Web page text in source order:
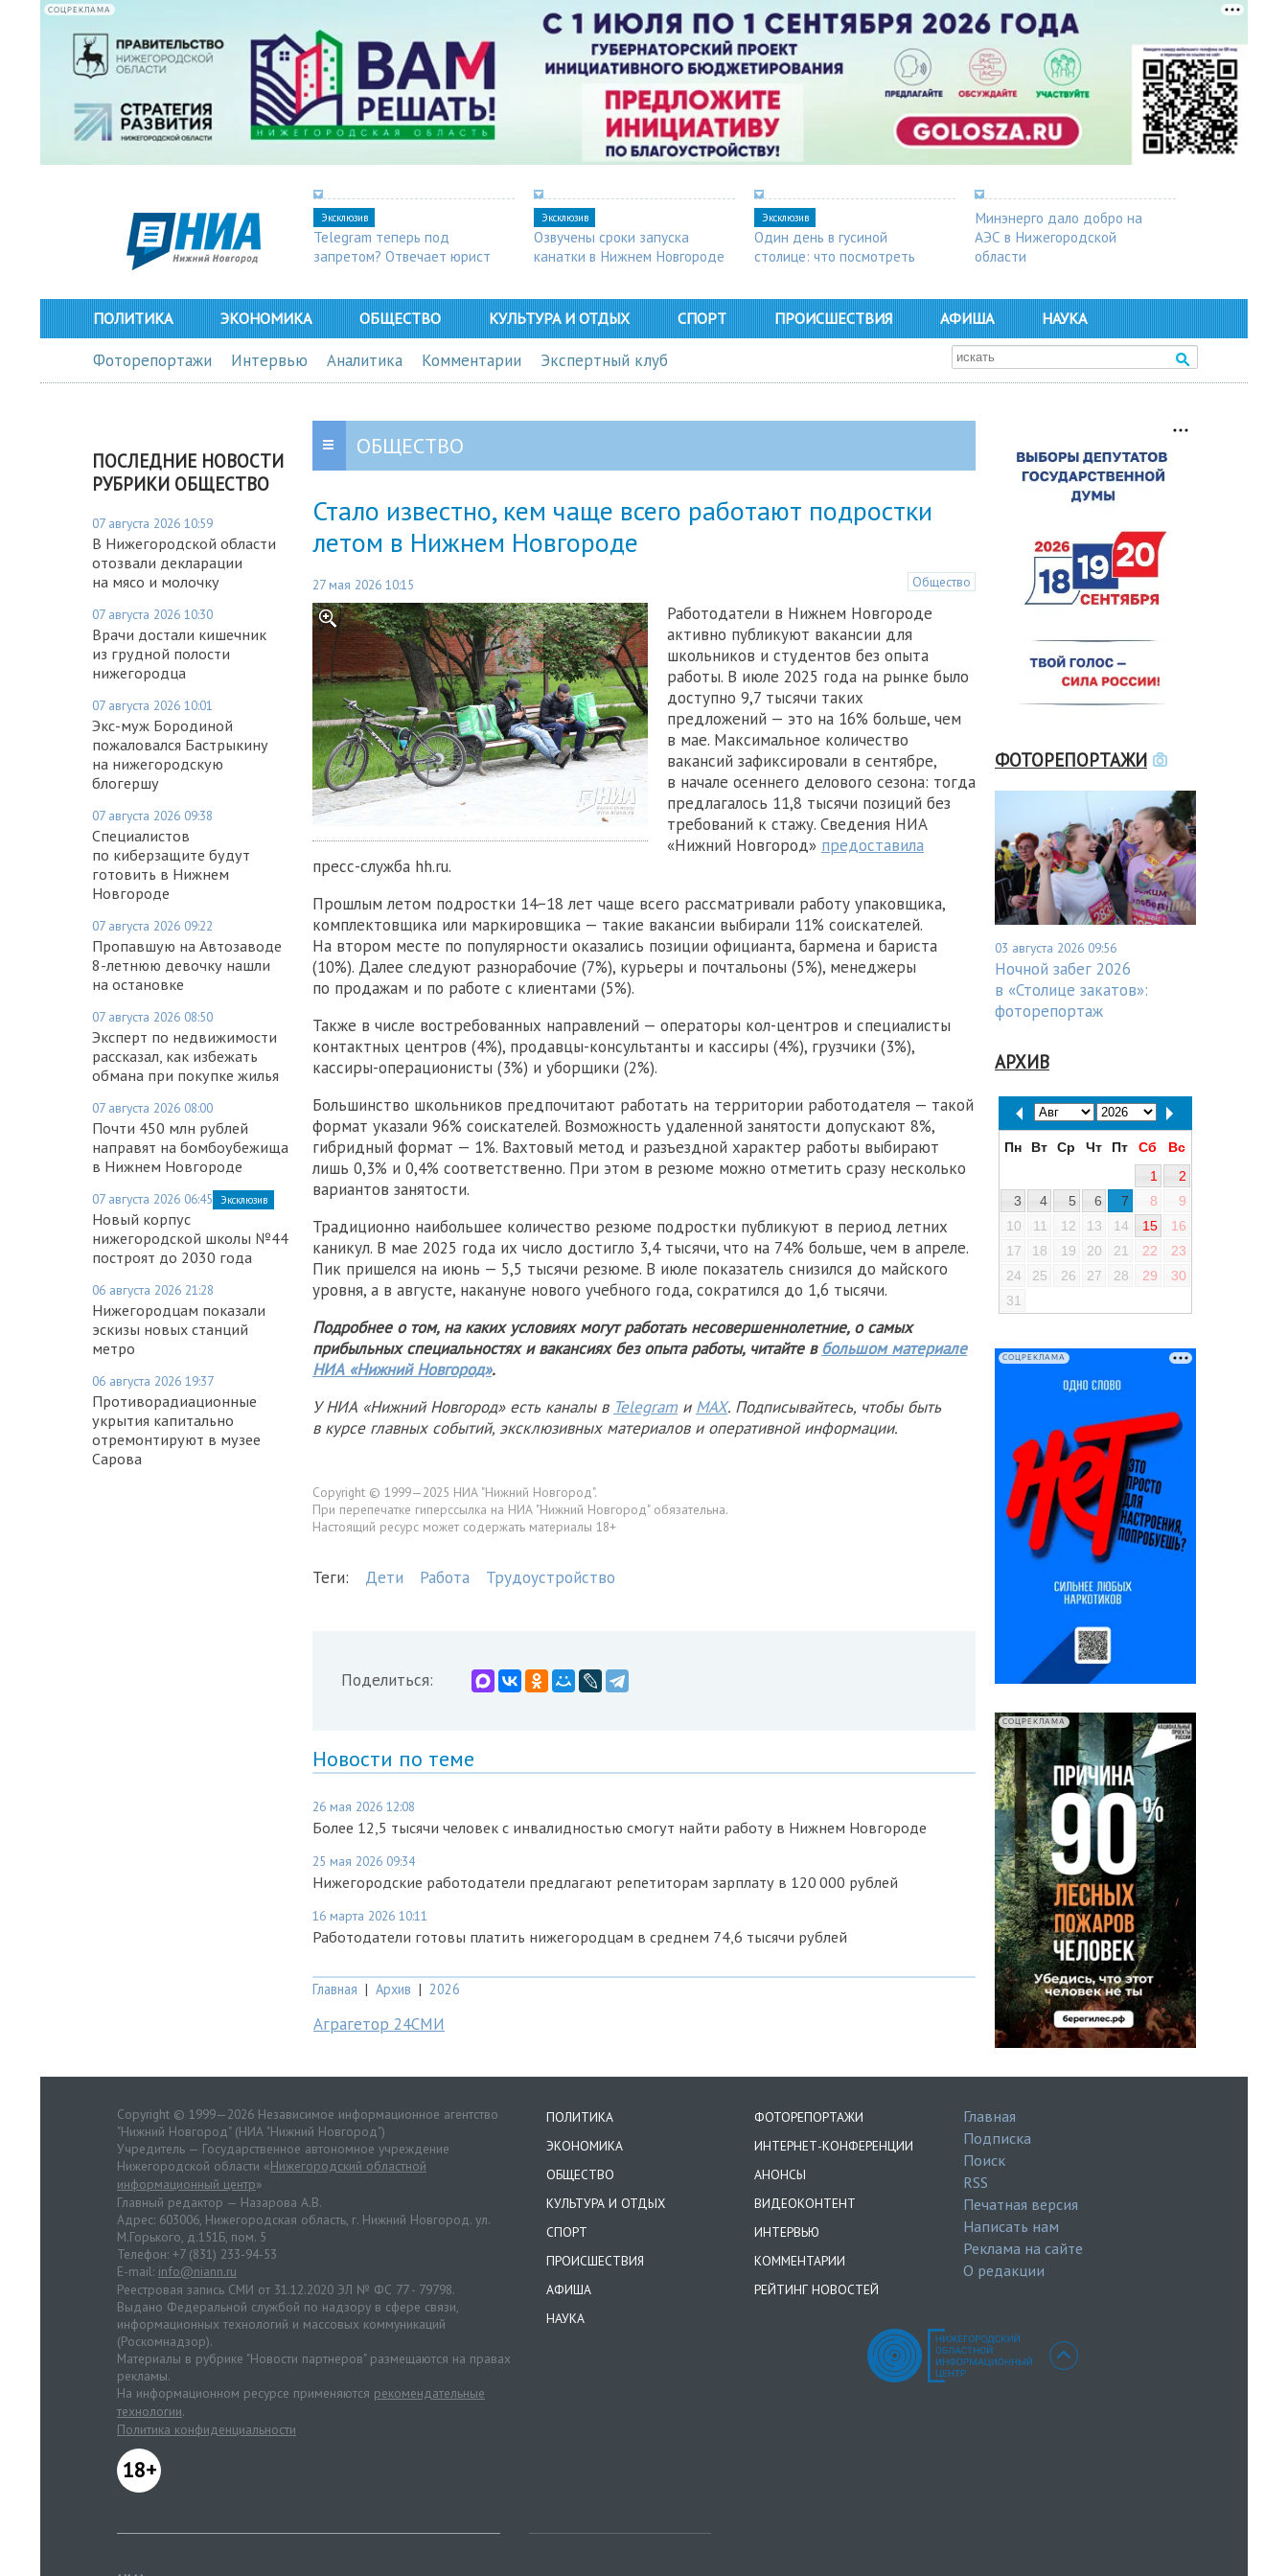
СОЦРЕКЛАМА
Эксклюзив
Telegram теперь под
запретом? Отвечает юрист
Эксклюзив
Озвучены сроки запуска
канатки в Нижнем Новгороде
Эксклюзив
Один день в гусиной
столице: что посмотреть
Минэнерго дало добро на
АЭС в Нижегородской
области
ПОЛИТИКА ЭКОНОМИКА ОБЩЕСТВО КУЛЬТУРА И ОТДЫХ СПОРТ ПРОИСШЕСТВИЯ АФИША НАУКА
Фоторепортажи Интервью Аналитика Комментарии Экспертный клуб
ПОСЛЕДНИЕ НОВОСТИ
РУБРИКИ ОБЩЕСТВО
07 августа 2026 10:59
В Нижегородской области
отозвали декларации
на мясо и молочку
07 августа 2026 10:30
Врачи достали кишечник
из грудной полости
нижегородца
07 августа 2026 10:01
Экс-муж Бородиной
пожаловался Бастрыкину
на нижегородскую
блогершу
07 августа 2026 09:38
Специалистов
по киберзащите будут
готовить в Нижнем
Новгороде
07 августа 2026 09:22
Пропавшую на Автозаводе
8-летнюю девочку нашли
на остановке
07 августа 2026 08:50
Эксперт по недвижимости
рассказал, как избежать
обмана при покупке жилья
07 августа 2026 08:00
Почти 450 млн рублей
направят на бомбоубежища
в Нижнем Новгороде
07 августа 2026 06:45 Эксклюзив
Новый корпус
нижегородской школы №44
построят до 2030 года
06 августа 2026 21:28
Нижегородцам показали
эскизы новых станций
метро
06 августа 2026 19:37
Противорадиационные
укрытия капитально
отремонтируют в музее
Сарова
ОБЩЕСТВО
Стало известно, кем чаще всего работают подростки
летом в Нижнем Новгороде
27 мая 2026 10:15 Общество
Работодатели в Нижнем Новгороде
активно публикуют вакансии для
школьников и студентов без опыта
работы. В июле 2025 года на рынке было
доступно 9,7 тысячи таких
предложений — это на 16% больше, чем
в мае. Максимальное количество
вакансий зафиксировали в сентябре,
в начале осеннего делового сезона: тогда
предлагалось 11,8 тысячи позиций без
требований к стажу. Сведения НИА
«Нижний Новгород» предоставила
пресс-служба hh.ru.
Прошлым летом подростки 14−18 лет чаще всего рассматривали работу упаковщика,
комплектовщика или маркировщика — такие вакансии выбирали 11% соискателей.
На втором месте по популярности оказались позиции официанта, бармена и бариста
(10%). Далее следуют разнорабочие (7%), курьеры и почтальоны (5%), менеджеры
по продажам и по работе с клиентами (5%).
Также в числе востребованных направлений — операторы кол-центров и специалисты
контактных центров (4%), продавцы-консультанты и кассиры (4%), грузчики (3%),
кассиры-операционисты (3%) и уборщики (2%).
Большинство школьников предпочитают работать на территории работодателя — такой
формат указали 96% соискателей. Возможность удаленной занятости допускают 8%,
гибридный формат — 1%. Вахтовый метод и разъездной характер работы выбирают
лишь 0,3% и 0,4% соответственно. При этом в резюме можно отметить сразу несколько
вариантов занятости.
Традиционно наибольшее количество резюме подростки публикуют в период летних
каникул. В мае 2025 года их число достигло 3,4 тысячи, что на 74% больше, чем в апреле.
Пик пришелся на июнь — 5,5 тысячи резюме. В июле показатель снизился до майского
уровня, а в августе, накануне нового учебного года, сократился до 1,6 тысячи.
Подробнее о том, на каких условиях могут работать несовершеннолетние, о самых
прибыльных специальностях и вакансиях без опыта работы, читайте вбольшом материале
НИА «Нижний Новгород».
У НИА «Нижний Новгород» есть каналы в Telegram и MAX. Подписывайтесь, чтобы быть
в курсе главных событий, эксклюзивных материалов и оперативной информации.
Copyright © 1999—2025 НИА "Нижний Новгород".
При перепечатке гиперссылка на НИА "Нижний Новгород" обязательна.
Настоящий ресурс может содержать материалы 18+
Теги: Дети Работа Трудоустройство
Поделиться:
Новости по теме
26 мая 2026 12:08
Более 12,5 тысячи человек с инвалидностью смогут найти работу в Нижнем Новгороде
25 мая 2026 09:34
Нижегородские работодатели предлагают репетиторам зарплату в 120 000 рублей
16 марта 2026 10:11
Работодатели готовы платить нижегородцам в среднем 74,6 тысячи рублей
Главная | Архив | 2026
Аграгетор 24СМИ
ФОТОРЕПОРТАЖИ
03 августа 2026 09:56
Ночной забег 2026
в «Столице закатов»:
фоторепортаж
АРХИВ
Пн Вт Ср Чт Пт Сб
Вс
1
2
3
4 5 6 7 8
9
10
11 12 13 14 15
16
17
18 19 20 21 22
23
24
25 26 27 28 29
30
31
СОЦРЕКЛАМА
СОЦРЕКЛАМА
Copyright © 1999—2026 Независимое информационное агентство
"Нижний Новгород" (НИА "Нижний Новгород")
Учредитель — Государственное автономное учреждение
Нижегородской области «Нижегородский областной
информационный центр»
Главный редактор — Назарова А.В.
Адрес: 603006, Нижегородская область, г. Нижний Новгород. ул.
М.Горького, д.151Б, пом. 5
Телефон: +7 (831) 233-94-53
E-mail: info@niann.ru
Реестровая запись СМИ от 31.12.2020 ЭЛ № ФС 77 - 79798.
Выдано Федеральной службой по надзору в сфере связи,
информационных технологий и массовых коммуникаций
(Роскомнадзор).
Материалы в рубрике "Новости партнеров" размещаются на правах
рекламы.
На информационном ресурсе применяются рекомендательные
технологии.
Политика конфиденциальности
18+
ПОЛИТИКА
ЭКОНОМИКА
ОБЩЕСТВО
КУЛЬТУРА И ОТДЫХ
СПОРТ
ПРОИСШЕСТВИЯ
АФИША
НАУКА
ФОТОРЕПОРТАЖИ
ИНТЕРНЕТ-КОНФЕРЕНЦИИ
АНОНСЫ
ВИДЕОКОНТЕНТ
ИНТЕРВЬЮ
КОММЕНТАРИИ
РЕЙТИНГ НОВОСТЕЙ
Главная
Подписка
Поиск
RSS
Печатная версия
Написать нам
Реклама на сайте
О редакции